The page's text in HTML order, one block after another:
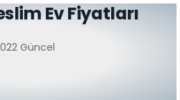
Ev Fiyatları
Güncel